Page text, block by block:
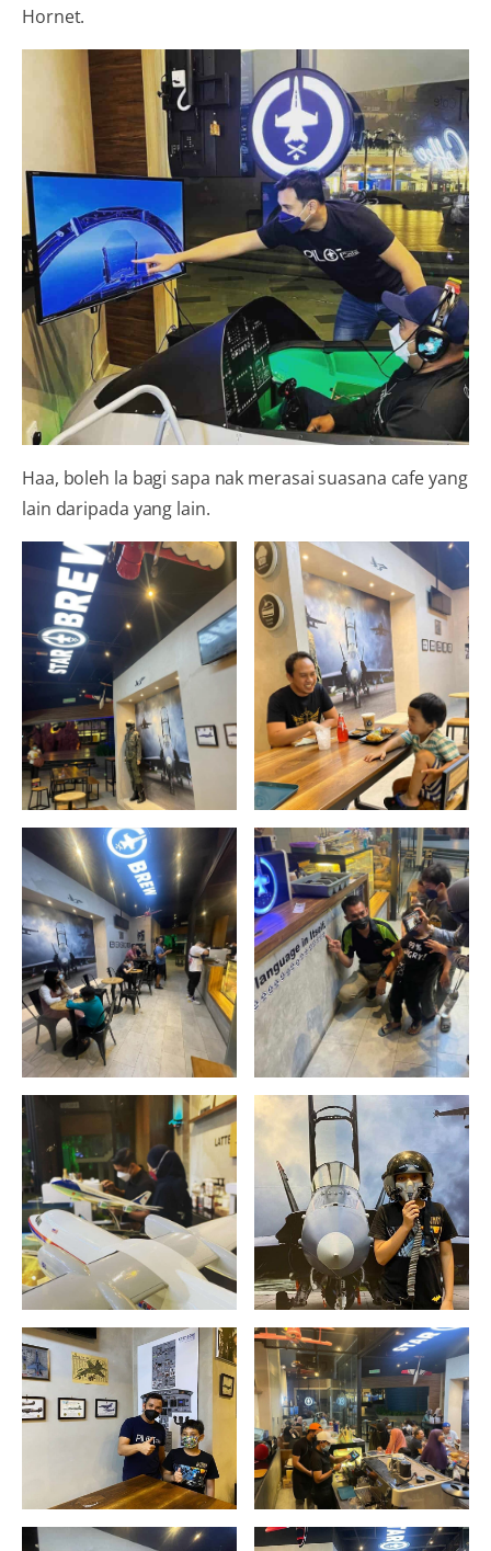
Hornet.
Haa, boleh la bagi sapa nak merasai suasana cafe yang
lain daripada yang lain.